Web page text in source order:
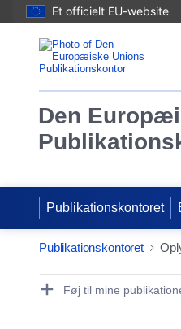
Et officielt EU-website
Den
Publikationskontoret
Publikationskontoret
Publication
Føj til mine